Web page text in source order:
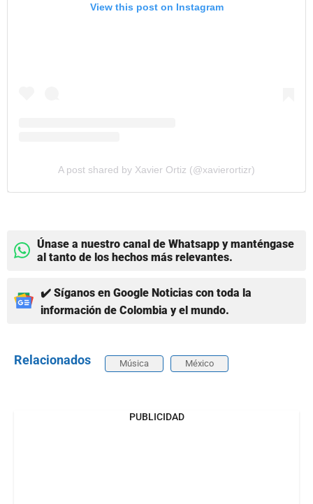
View this post on Instagram
A post shared by Xavier Ortiz (@xavierortizr)
Únase a nuestro canal de Whatsapp y manténgase
al tanto de los hechos más relevantes.
✔️ Síganos en Google Noticias con toda la
información de Colombia y el mundo.
Relacionados Música México
PUBLICIDAD